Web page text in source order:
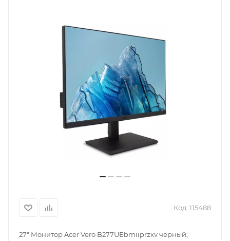
Код: 115488
27" Монитор Acer Vero B277UEbmiiprzxv черный;